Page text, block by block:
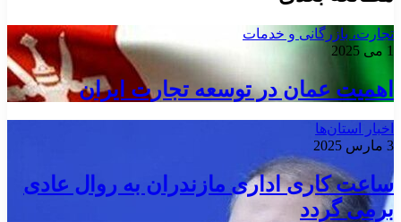
تجارت، بازرگانی و خدمات
1 می 2025
اهمیت عمان در توسعه تجارت ایران
اخبار استان‌ها
3 مارس 2025
ساعت کاری اداری مازندران به روال عادی
برمی گردد